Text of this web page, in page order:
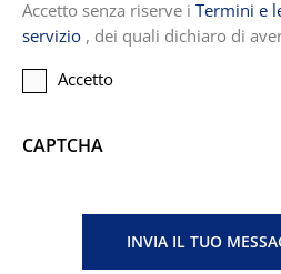
Accetto senza riserve i Termini e
servizio , dei quali dichiaro di
Accetto
CAPTCHA